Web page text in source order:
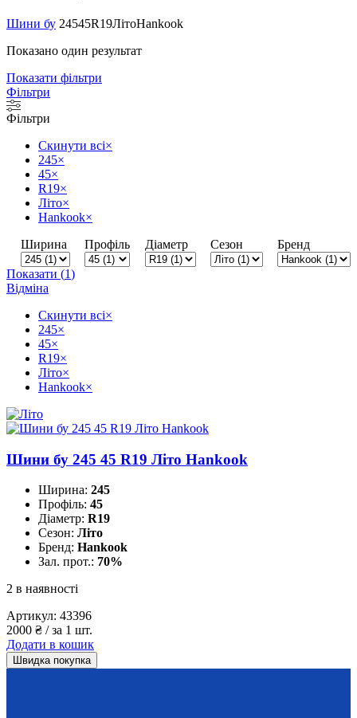
Шини бу 24545R19ЛітоHankook
Показано один результат
Показати фільтри
Фільтри
Фільтри
Скинути всі×
245×
45×
R19×
Літо×
Hankook×
Ширина
Профіль Діаметр Сезон Бренд
Показати (1)
Відміна
Скинути всі×
245×
45×
R19×
Літо×
Hankook×
Шини бу 245 45 R19 Літо Hankook
Ширина: 245
Профіль: 45
Діаметр: R19
Сезон: Літо
Бренд: Hankook
Зал. прот.: 70%
2 в наявності
Артикул: 43396
2000 ₴ / за 1 шт.
Додати в кошик
Швидка покупка